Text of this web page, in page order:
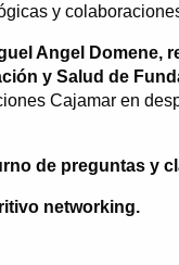
y
Angel Domene,
y Salud de
Cajamar en
de preguntas y
networking.